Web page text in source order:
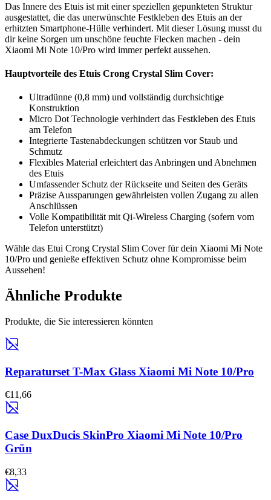
Das Innere des Etuis ist mit einer speziellen gepunkteten Struktur
ausgestattet, die das unerwünschte Festkleben des Etuis an der
erhitzten Smartphone-Hülle verhindert. Mit dieser Lösung musst du
dir keine Sorgen um unschöne feuchte Flecken machen - dein
Xiaomi Mi Note 10/Pro wird immer perfekt aussehen.
Hauptvorteile des Etuis Crong Crystal Slim Cover:
Ultradünne (0,8 mm) und vollständig durchsichtige
Konstruktion
Micro Dot Technologie verhindert das Festkleben des Etuis
am Telefon
Integrierte Tastenabdeckungen schützen vor Staub und
Schmutz
Flexibles Material erleichtert das Anbringen und Abnehmen
des Etuis
Umfassender Schutz der Rückseite und Seiten des Geräts
Präzise Aussparungen gewährleisten vollen Zugang zu allen
Anschlüssen
Volle Kompatibilität mit Qi-Wireless Charging (sofern vom
Telefon unterstützt)
Wähle das Etui Crong Crystal Slim Cover für dein Xiaomi Mi Note
10/Pro und genieße effektiven Schutz ohne Kompromisse beim
Aussehen!
Ähnliche Produkte
Produkte, die Sie interessieren könnten
Reparaturset T-Max Glass Xiaomi Mi Note 10/Pro
€11,66
Case DuxDucis SkinPro Xiaomi Mi Note 10/Pro
Grün
€8,33